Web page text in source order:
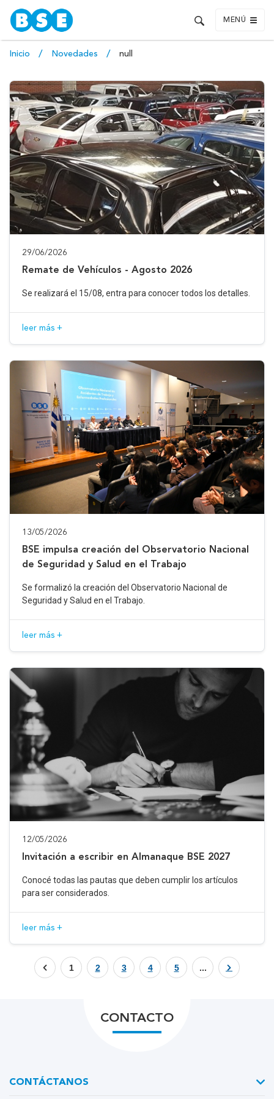
MENÚ
Inicio Novedades null
29/06/2026
Remate de Vehículos - Agosto 2026
Se realizará el 15/08, entra para conocer todos los detalles.
leer más +
13/05/2026
BSE impulsa creación del Observatorio Nacional
de Seguridad y Salud en el Trabajo
Se formalizó la creación del Observatorio Nacional de
Seguridad y Salud en el Trabajo.
leer más +
12/05/2026
Invitación a escribir en Almanaque BSE 2027
Conocé todas las pautas que deben cumplir los artículos
para ser considerados.
leer más +
1 2 3 4 5 ...
CONTACTO
CONTÁCTANOS